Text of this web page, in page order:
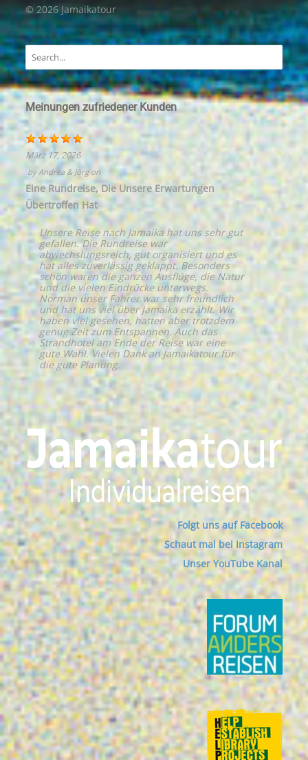
© 2026 Jamaikatour
Meinungen zufriedener Kunden
März 17, 2026
by Andrea & Jörgon
Eine Rundreise, Die Unsere Erwartungen
Übertroffen Hat
Unsere Reise nach Jamaika hat uns sehr gut
gefallen. Die Rundreise war
abwechslungsreich, gut organisiert und es
hat alles zuverlässig geklappt. Besonders
schön waren die ganzen Ausflüge, die Natur
und die vielen Eindrücke unterwegs.
Norman unser Fahrer war sehr freundlich
und hat uns viel über Jamaika erzählt. Wir
haben viel gesehen, hatten aber trotzdem
genug Zeit zum Entspannen. Auch das
Strandhotel am Ende der Reise war eine
gute Wahl. Vielen Dank an Jamaikatour für
die gute Planung.
Folgt uns auf Facebook
Schaut mal bei Instagram
Unser YouTube Kanal